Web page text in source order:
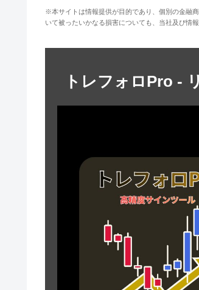
※本サイトは情報提供が目的であり、個別の金融
いて被ったいかなる損害についても、当社及び情
トレフォロPro -